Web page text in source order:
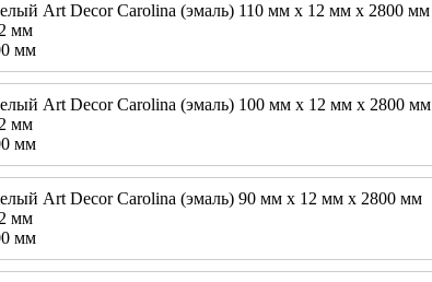
Art Decor Carolina (эмаль) 110 мм х 12 мм х 2800 мм
мм
мм
Art Decor Carolina (эмаль) 100 мм х 12 мм х 2800 мм
мм
мм
Art Decor Carolina (эмаль) 90 мм х 12 мм х 2800 мм
мм
мм